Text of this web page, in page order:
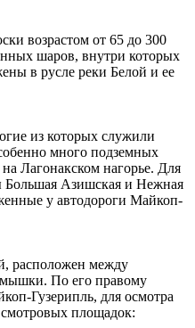
возрастом от 65 до 300
шаров, внутри которых
в русле реки Белой и ее
из которых служили
много подземных
Лагонакском нагорье. Для
Большая Азишская и Нежная
у автодороги Майкоп-
расположен между
По его правому
Гузерипль, для осмотра
смотровых площадок: